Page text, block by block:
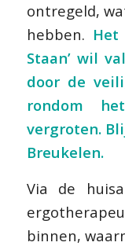
ontregeld,
hebben. Het
Staan’ wil
door de
rondom
vergroten.
Breukelen.
Via de
binnen,